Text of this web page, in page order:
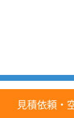
見積依頼・